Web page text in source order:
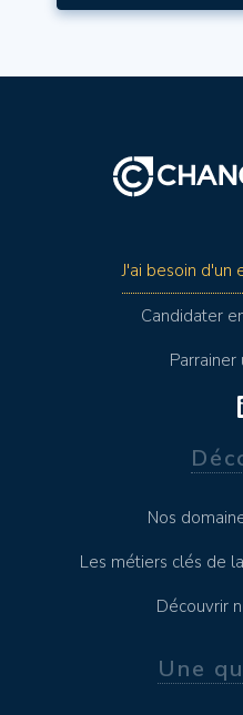
J'ai besoin d'un
Candidater
Parrainer
Nos
Les métiers clés de
Découvrir
Une